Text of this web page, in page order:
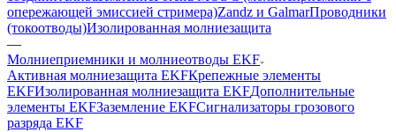
опережающей эмиссией стримера)Zandz и GalmarПроводники
(токоотводы)Изолированная молниезащита
—
Молниеприемники и молниеотводы EKF
Активная молниезащита EKFКрепежные элементы
EKFИзолированная молниезащита EKFДополнительные
элементы EKFЗаземление EKFСигнализаторы грозового
разряда EKF